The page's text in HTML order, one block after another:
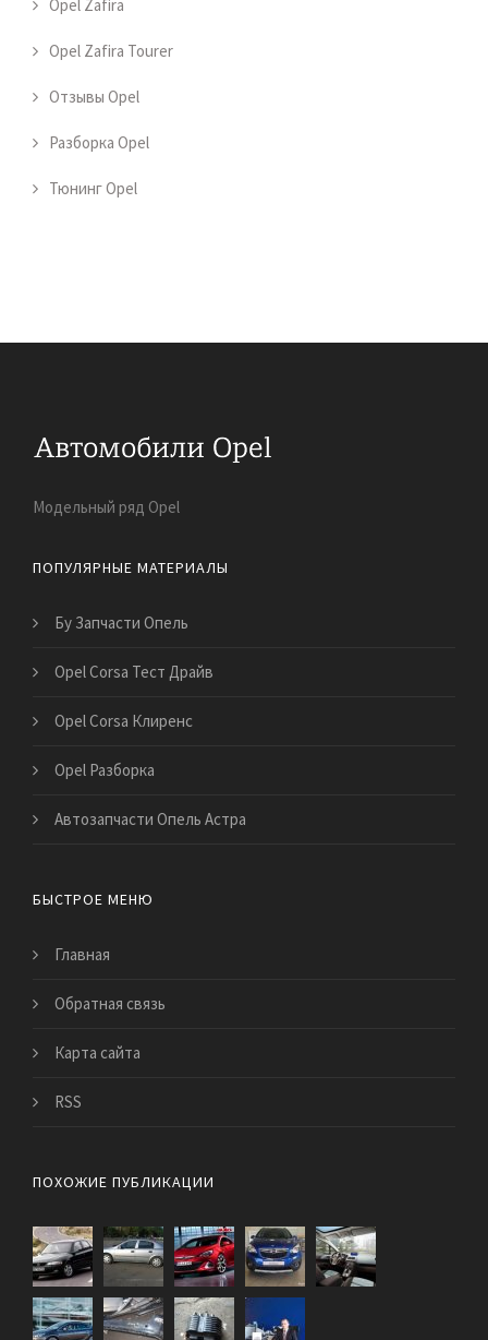
Opel Zafira
Opel Zafira Tourer
Отзывы Opel
Разборка Opel
Тюнинг Opel
Модельный ряд Opel
ПОПУЛЯРНЫЕ МАТЕРИАЛЫ
Бу Запчасти Опель
Opel Corsa Тест Драйв
Opel Corsa Клиренс
Opel Разборка
Автозапчасти Опель Астра
БЫСТРОЕ МЕНЮ
Главная
Обратная связь
Карта сайта
RSS
ПОХОЖИЕ ПУБЛИКАЦИИ